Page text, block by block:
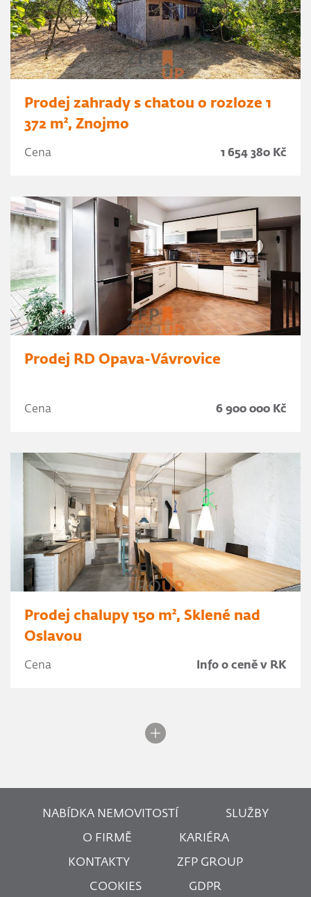
Prodej zahrady s chatou o rozloze 1
372 m², Znojmo
Cena 1 654 380 Kč
Prodej RD Opava-Vávrovice
Cena 6 900 000 Kč
Prodej chalupy 150 m², Sklené nad
Oslavou
Cena Info o ceně v RK
NABÍDKA NEMOVITOSTÍ SLUŽBY
O FIRMĚ KARIÉRA
KONTAKTY ZFP GROUP
COOKIES GDPR